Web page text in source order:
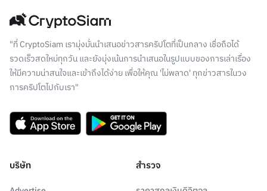
"ที่ CryptoSiam เรามุ่งมั่นนำเสนอข่าวสารคริปโตที่เป็นกลาง เชื่อถือได้
รวดเร็วสดใหม่ทุกวัน และยังมุ่งเน้นการนำเสนอในรูปแบบของการเล่าเรื่อง
ให้มีความน่าสนใจและเข้าถึงได้ง่าย เพื่อให้คุณ 'ไม่พลาด' ทุกข่าวสารในวง
การคริปโตไปกับเรา"
บริษัท สำรวจ